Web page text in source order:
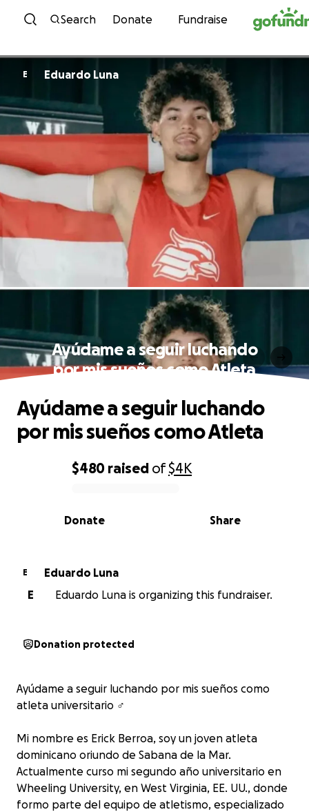
Skip to content
Search Donate Fundraise
E Eduardo Luna
Ayúdame a seguir luchando
por mis sueños como Atleta
0% complete
$480 raised of$4K
Share
Donate
Ayúdame a seguir luchando
por mis sueños como Atleta
E
Eduardo Luna
E
Eduardo Luna is organizing this fundraiser.
Donation protected
Ayúdame a seguir luchando por mis sueños como
atleta universitario ‍♂️
Mi nombre es Erick Berroa, soy un joven atleta
dominicano oriundo de Sabana de la Mar.
Actualmente curso mi segundo año universitario en
Wheeling University, en West Virginia, EE. UU., donde
formo parte del equipo de atletismo, especializado